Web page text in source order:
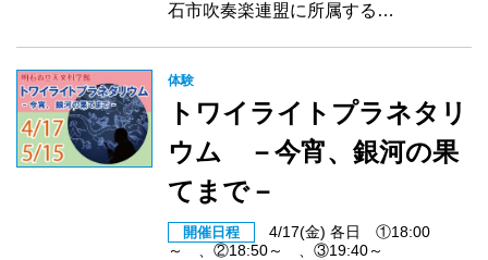
石市吹奏楽連盟に所属する…
体験
トワイライトプラネタリ
ウム －今宵、銀河の果
てまで－
開催日程
4/17(金) 各日 ①18:00
～ 、②18:50～ 、③19:40～